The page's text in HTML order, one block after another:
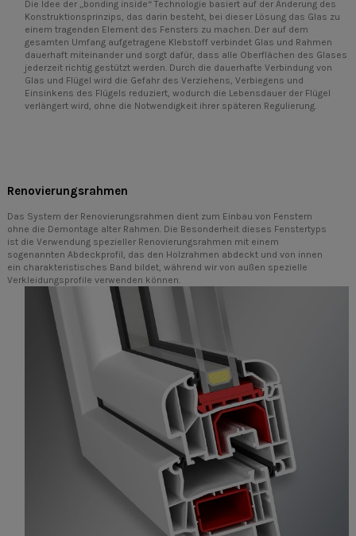
Die Idee der „bonding inside“ Technologie basiert auf der Änderung des
Konstruktionsprinzips, das darin besteht, bei dieser Lösung das Glas zu
einem tragenden Element des Fensters zu machen. Der auf dem
gesamten Umfang aufgetragene Klebstoff verbindet Glas und Rahmen
dauerhaft miteinander und sorgt dafür, dass alle Oberflächen des Glases
jederzeit richtig gestützt werden. Durch die dauerhafte Verbindung von
Glas und Flügel wird die Gefahr des Verziehens, Verbiegens und
Einsinkens des Flügels reduziert, wodurch die Lebensdauer der Flügel
verlängert wird, ohne die Notwendigkeit ihrer späteren Regulierung.
Renovierungsrahmen
Das System der Renovierungsrahmen dient zum Einbau von Fenstern
ohne die Demontage alter Rahmen. Die Besonderheit dieses Fenstertyps
ist die Verwendung spezieller Renovierungsrahmen mit einem
sogenannten Abdeckprofil, das den Holzrahmen abdeckt und von innen
ein charakteristisches Band bildet, während wir von außen spezielle
Verkleidungsprofile verwenden können.